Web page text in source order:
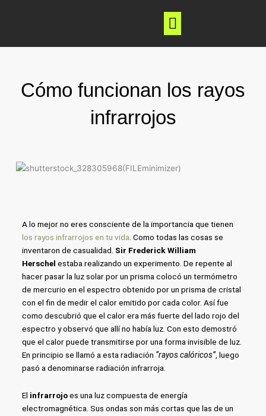
Cómo funcionan los rayos
infrarrojos
A lo mejor no eres consciente de la importancia que tienen
los rayos infrarrojos en tu vida. Como todas las cosas se
inventaron de casualidad. Sir Frederick William
Herschel estaba realizando un experimento. De repente al
hacer pasar la luz solar por un prisma colocó un termómetro
de mercurio en el espectro obtenido por un prisma de cristal
con el fin de medir el calor emitido por cada color. Así fue
como descubrió que el calor era más fuerte del lado rojo del
espectro y observó que allí no había luz. Con esto demostró
que el calor puede transmitirse por una forma invisible de luz.
En principio se llamó a esta radiación “rayos calóricos”, luego
pasó a denominarse radiación infrarroja.
El infrarrojoes una luz compuesta de energía
electromagnética. Sus ondas son más cortas que las de un